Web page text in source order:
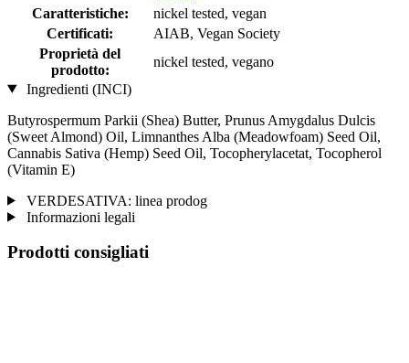
Caratteristiche:
nickel tested, vegan
Certificati:
AIAB, Vegan Society
Proprietà del
prodotto:
nickel tested, vegano
Ingredienti (INCI)
Butyrospermum Parkii (Shea) Butter, Prunus Amygdalus Dulcis
(Sweet Almond) Oil, Limnanthes Alba (Meadowfoam) Seed Oil,
Cannabis Sativa (Hemp) Seed Oil, Tocopherylacetat, Tocopherol
(Vitamin E)
VERDESATIVA: linea prodog
Informazioni legali
Prodotti consigliati